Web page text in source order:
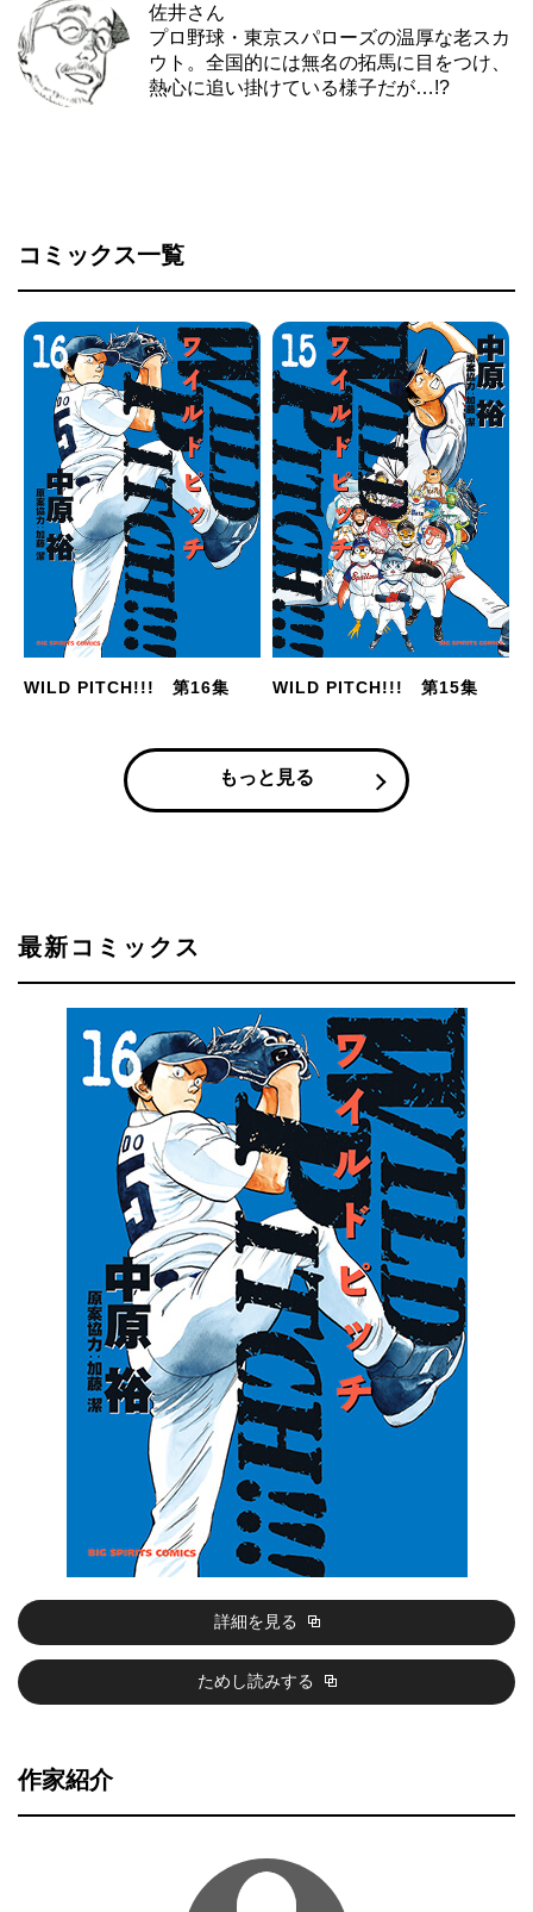
最新コミックス
詳細を見る
ためし読みする
作家紹介
佐井さん
プロ野球・東京スパローズの温厚な老スカ
ウト。全国的には無名の拓馬に目をつけ、
熱心に追い掛けている様子だが…!?
コミックス一覧
WILD PITCH!!! 第16集 WILD PITCH!!! 第15集
もっと見る